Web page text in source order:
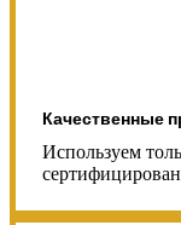
Качественные
Используем